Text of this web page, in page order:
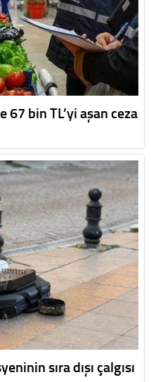
67 bin TL’yi aşan ceza
sıra dışı çalgısı